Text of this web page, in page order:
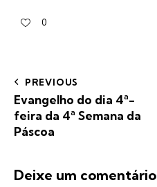
0
PREVIOUS
Evangelho do dia 4ª-
feira da 4ª Semana da
Páscoa
Deixe um comentário